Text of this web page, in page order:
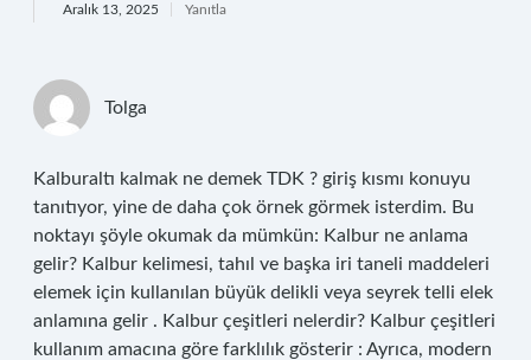
Aralık 13, 2025 Yanıtla
Tolga
Kalburaltı kalmak ne demek TDK ? giriş kısmı konuyu
tanıtıyor, yine de daha çok örnek görmek isterdim. Bu
noktayı şöyle okumak da mümkün: Kalbur ne anlama
gelir? Kalbur kelimesi, tahıl ve başka iri taneli maddeleri
elemek için kullanılan büyük delikli veya seyrek telli elek
anlamına gelir . Kalbur çeşitleri nelerdir? Kalbur çeşitleri
kullanım amacına göre farklılık gösterir : Ayrıca, modern